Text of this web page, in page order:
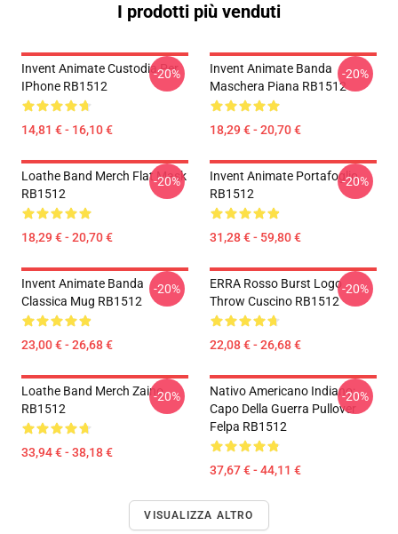
I prodotti più venduti
Invent Animate Custodia Per
IPhone RB1512
14,81 € - 16,10 €
-20%
Invent Animate Banda
Maschera Piana RB1512
18,29 € - 20,70 €
-20%
Loathe Band Merch Flat Mask
RB1512
18,29 € - 20,70 €
-20%
Invent Animate Portafoglio
RB1512
31,28 € - 59,80 €
-20%
Invent Animate Banda
Classica Mug RB1512
23,00 € - 26,68 €
-20%
ERRA Rosso Burst Logo
Throw Cuscino RB1512
22,08 € - 26,68 €
-20%
Loathe Band Merch Zaino
RB1512
33,94 € - 38,18 €
-20%
Nativo Americano Indiano:
Capo Della Guerra Pullover
Felpa RB1512
37,67 € - 44,11 €
-20%
VISUALIZZA ALTRO